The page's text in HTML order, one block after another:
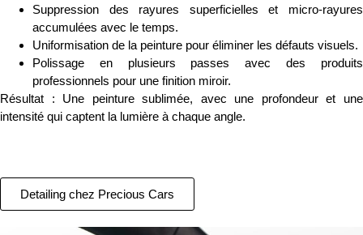
Suppression des rayures superficielles et micro-rayures
accumulées avec le temps.
Uniformisation de la peinture pour éliminer les défauts visuels.
Polissage en plusieurs passes avec des produits
professionnels pour une finition miroir.
Résultat : Une peinture sublimée, avec une profondeur et une
intensité qui captent la lumière à chaque angle.
Detailing chez Precious Cars